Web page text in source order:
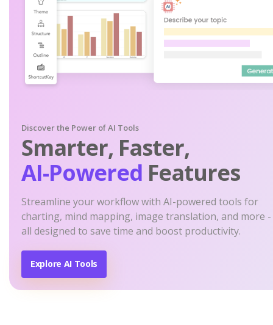
Discover the Power of AI Tools
Smarter, Faster,
AI-Powered Features
Streamline your workflow with AI-powered tools for
charting, mind mapping, image translation, and more -
all designed to save time and boost productivity.
Explore AI Tools